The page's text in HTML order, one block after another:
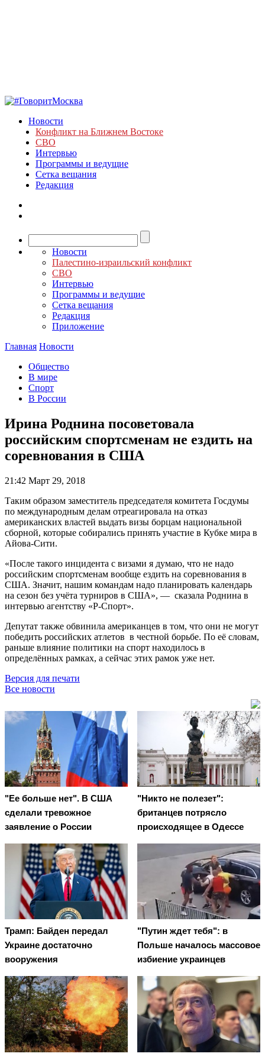
Новости
Конфликт на Ближнем Востоке
СВО
Интервью
Программы и ведущие
Сетка вещания
Редакция
Новости
Палестино-израильский конфликт
СВО
Интервью
Программы и ведущие
Сетка вещания
Редакция
Приложение
Главная Новости
Общество
В мире
Спорт
В России
Ирина Роднина посоветовала
российским спортсменам не ездить на
соревнования в США
21:42 Март 29, 2018
Таким образом заместитель председателя комитета Госдумы
по международным делам отреагировала на отказ
американских властей выдать визы борцам национальной
сборной, которые собирались принять участие в Кубке мира в
Айова-Сити.
«После такого инцидента с визами я думаю, что не надо
российским спортсменам вообще ездить на соревнования в
США. Значит, нашим командам надо планировать календарь
на сезон без учёта турниров в США», — сказала Роднина в
интервью агентству «Р-Спорт».
Депутат также обвинила американцев в том, что они не могут
победить российских атлетов в честной борьбе. По её словам,
раньше влияние политики на спорт находилось в
определённых рамках, а сейчас этих рамок уже нет.
Версия для печати
Все новости
"Ее больше нет". В США
сделали тревожное
заявление о России
"Никто не полезет":
британцев потрясло
происходящее в Одессе
Трамп: Байден передал
Украине достаточно
вооружения
"Путин ждет тебя": в
Польше началось массовое
избиение украинцев